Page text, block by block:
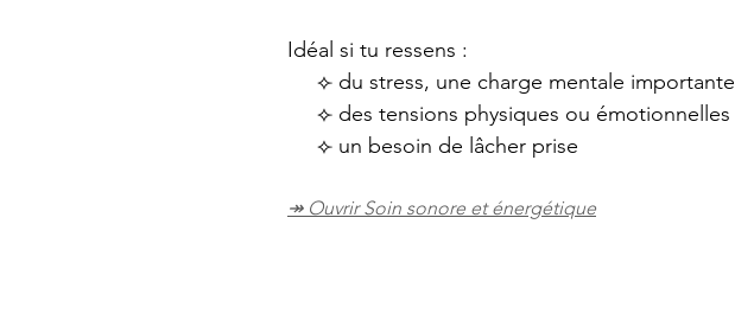
Idéal si tu ressens :
⟣ du stress, une charge mentale importante
⟣ des tensions physiques ou émotionnelles
⟣ un besoin de lâcher prise
↠ Ouvrir Soin sonore et énergétique